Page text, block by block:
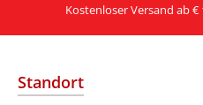
Kostenloser Versand ab €
Standort